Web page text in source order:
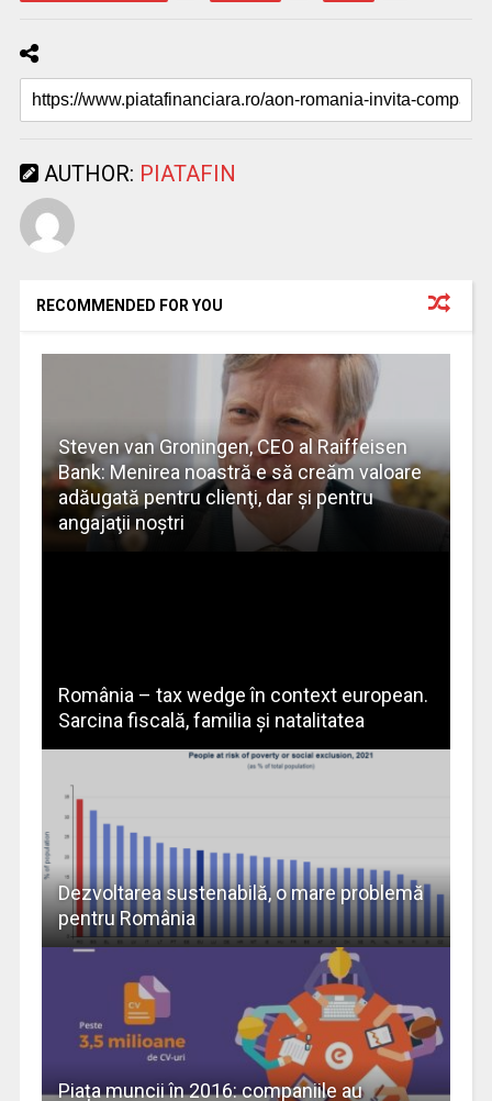
AUTHOR: PIATAFIN
RECOMMENDED FOR YOU
Steven van Groningen, CEO al Raiffeisen
Bank: Menirea noastră e să creăm valoare
adăugată pentru clienţi, dar şi pentru
angajaţii noştri
România – tax wedge în context european.
Sarcina fiscală, familia şi natalitatea
Dezvoltarea sustenabilă, o mare problemă
pentru România
Piața muncii în 2016: companiile au